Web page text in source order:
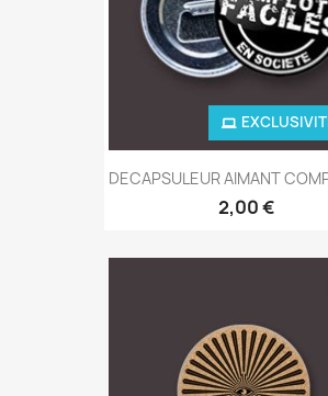
DECAPSULEUR AIMANT
2,00 €